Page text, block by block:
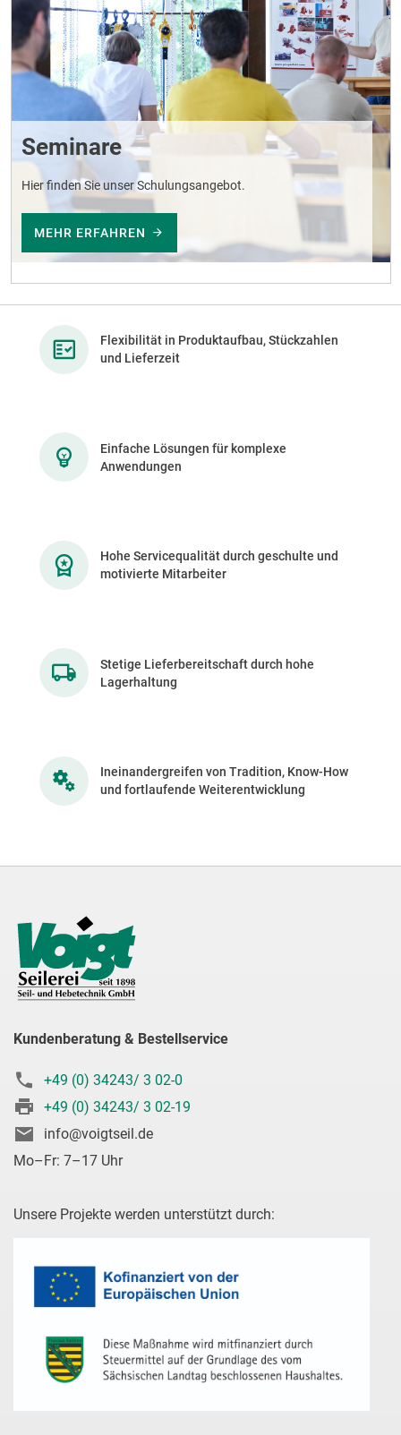
Seminare
Hier finden Sie unser Schulungsangebot.
MEHR ERFAHREN
Flexibilität in Produktaufbau, Stückzahlen
und Lieferzeit
Einfache Lösungen für komplexe
Anwendungen
Hohe Servicequalität durch geschulte und
motivierte Mitarbeiter
Stetige Lieferbereitschaft durch hohe
Lagerhaltung
Ineinandergreifen von Tradition, Know-How
und fortlaufende Weiterentwicklung
Kundenberatung & Bestellservice
+49 (0) 34243/ 3 02-0
+49 (0) 34243/ 3 02-19
info@voigtseil.de
Mo–Fr: 7–17 Uhr
Unsere Projekte werden unterstützt durch: